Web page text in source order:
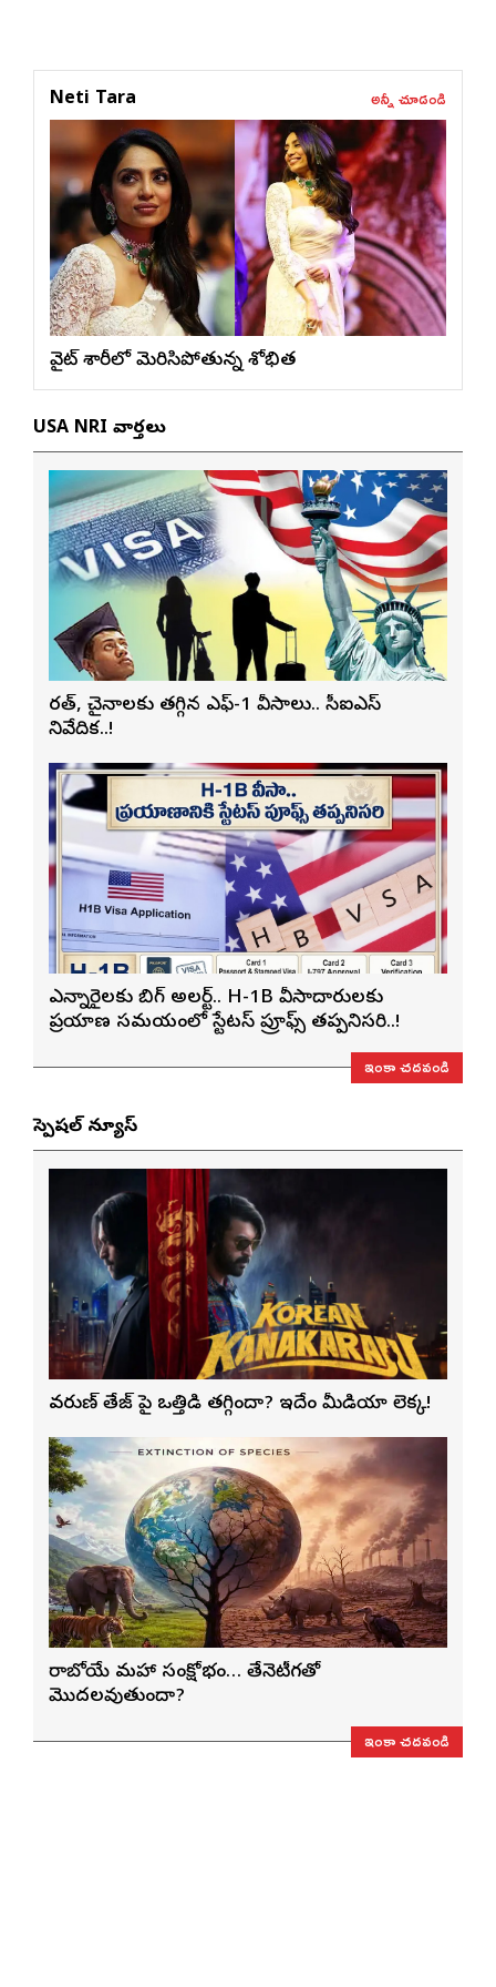
Neti Tara అన్నీ చూడండి
వైట్ శారీలో మెరిసిపోతున్న శోభిత
USA NRI వార్తలు
భారత్, చైనాలకు తగ్గిన ఎఫ్-1 వీసాలు.. సీఐఎస్
నివేదిక..!
ఎన్నారైలకు బిగ్ అలర్ట్.. H-1B వీసాదారులకు
ప్రయాణ సమయంలో స్టేటస్ ప్రూఫ్స్ తప్పనిసరి..!
ఇంకా చదవండి
స్పెషల్ న్యూస్
వరుణ్ తేజ్‌ పై ఒత్తిడి తగ్గిందా? ఇదేం మీడియా లెక్క!
రాబోయే మహా సంక్షోభం… తేనెటీగతో
మొదలవుతుందా?
ఇంకా చదవండి